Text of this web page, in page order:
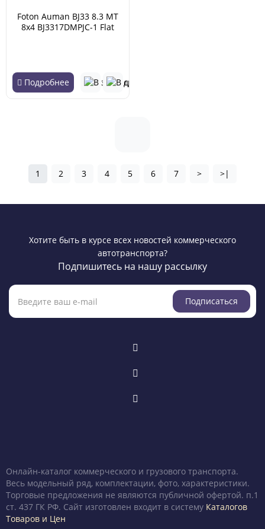
Foton Auman BJ33 8.3 MT
8x4 BJ3317DMPJC-1 Flat
Подробнее
1 2 3 4 5 6 7 > >|
Хотите быть в курсе всех новостей коммерческого
автотранспорта?
Подпишитесь на нашу рассылку
Подписаться
Онлайн-каталог коммерческого и грузового транспорта.
Весь модельный ряд, комплектации, фото, характеристики.
Торговые предложения не являются публичной офертой. п.1
ст. 437 ГК РФ. Сайт изготовлен входит в систему Каталогов
Товаров и Цен